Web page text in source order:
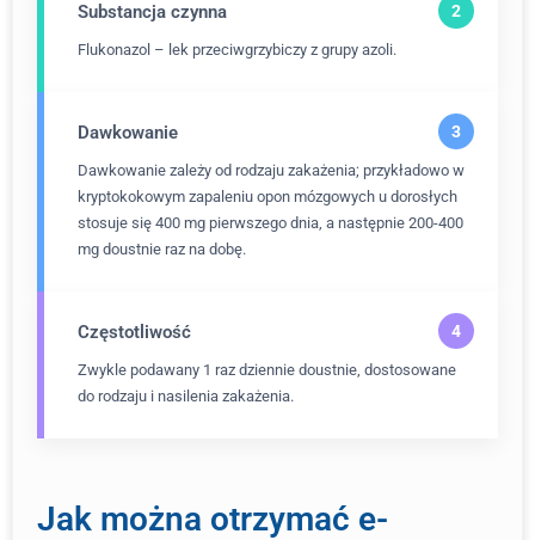
Substancja czynna
Flukonazol – lek przeciwgrzybiczy z grupy azoli.
Dawkowanie
Dawkowanie zależy od rodzaju zakażenia; przykładowo w
kryptokokowym zapaleniu opon mózgowych u dorosłych
stosuje się 400 mg pierwszego dnia, a następnie 200-400
mg doustnie raz na dobę.
Częstotliwość
Zwykle podawany 1 raz dziennie doustnie, dostosowane
do rodzaju i nasilenia zakażenia.
Jak można otrzymać e-